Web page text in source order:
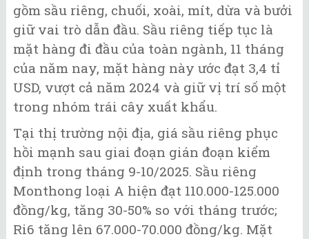
gồm sầu riêng, chuối, xoài, mít, dừa và bưởi
giữ vai trò dẫn đầu. Sầu riêng tiếp tục là
mặt hàng đi đầu của toàn ngành, 11 tháng
của năm nay, mặt hàng này ước đạt 3,4 tỉ
USD, vượt cả năm 2024 và giữ vị trí số một
trong nhóm trái cây xuất khẩu.
Tại thị trường nội địa, giá sầu riêng phục
hồi mạnh sau giai đoạn gián đoạn kiểm
định trong tháng 9-10/2025. Sầu riêng
Monthong loại A hiện đạt 110.000-125.000
đồng/kg, tăng 30-50% so với tháng trước;
Ri6 tăng lên 67.000-70.000 đồng/kg. Mặt